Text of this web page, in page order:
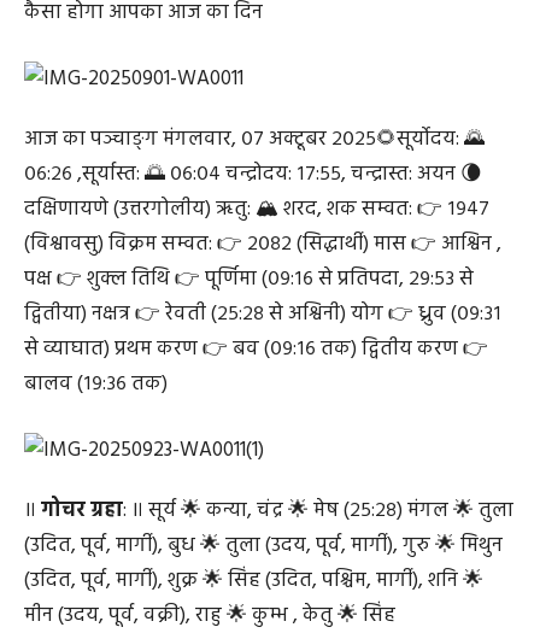
कैसा होगा आपका आज का दिन
आज का पञ्चाङ्ग मंगलवार, ०७ अक्टूबर २०२५🌻सूर्योदय: 🌄
०६:२६ ,सूर्यास्त: 🌅 ०६:०४ चन्द्रोदय: १७:५५, चन्द्रास्त: अयन 🌘
दक्षिणायणे (उत्तरगोलीय) ऋतु: 🏔️ शरद, शक सम्वत: 👉 १९४७
(विश्वावसु) विक्रम सम्वत: 👉 २०८२ (सिद्धार्थी) मास 👉 आश्विन ,
पक्ष 👉 शुक्ल तिथि 👉 पूर्णिमा (०९:१६ से प्रतिपदा, २९:५३ से
द्वितीया) नक्षत्र 👉 रेवती (२५:२८ से अश्विनी) योग 👉 ध्रुव (०९:३१
से व्याघात) प्रथम करण 👉 बव (०९:१६ तक) द्वितीय करण 👉
बालव (१९:३६ तक)
॥ गोचर ग्रहा: ॥ सूर्य 🌟 कन्या, चंद्र 🌟 मेष (२५:२८) मंगल 🌟 तुला
(उदित, पूर्व, मार्गी), बुध 🌟 तुला (उदय, पूर्व, मार्गी), गुरु 🌟 मिथुन
(उदित, पूर्व, मार्गी), शुक्र 🌟 सिंह (उदित, पश्चिम, मार्गी), शनि 🌟
मीन (उदय, पूर्व, वक्री), राहु 🌟 कुम्भ , केतु 🌟 सिंह